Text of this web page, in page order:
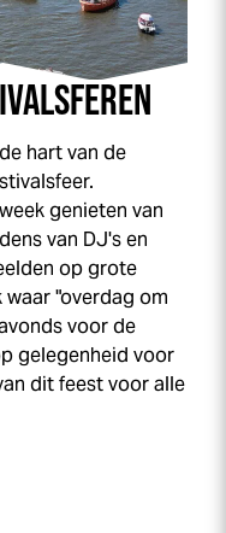
hart van de
genieten van
van DJ's en
op grote
"overdag om
voor de
gelegenheid voor
dit feest voor alle